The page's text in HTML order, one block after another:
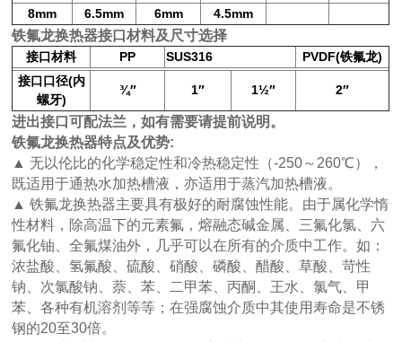
8mm
6.5mm 6mm 4.5mm
铁氟龙换热器接口材料及尺寸选择
接口材料 PP SUS316 PVDF(铁氟龙)
接口口径(内
螺牙)
¾″ 1″ 1½″ 2″
进出接口可配法兰，如有需要请提前说明。
铁氟龙换热器特点及优势:
▲ 无以伦比的化学稳定性和冷热稳定性（-250～ 260℃），
既适用于通热水加热槽液，亦适用于蒸汽加热槽液。
▲铁氟龙换热器主要具有极好的耐腐蚀性能。由于属化学惰
性材料，除高温下的元素氟，熔融态碱金属、三氟化氯、六
氟化铀、全氟煤油外，几乎可以在所有的介质中工作。如：
浓盐酸、氢氟酸、硫酸、硝酸、磷酸、醋酸、草酸、苛性
钠、次氯酸钠、萘、苯、二甲苯、丙酮、王水、氯气、甲
苯、各种有机溶剂等等；在强腐蚀介质中其使用寿命是不锈
钢的20至30倍。